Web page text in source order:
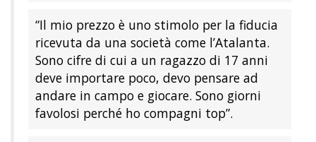
“Il mio prezzo è uno stimolo per la fiducia
ricevuta da una società come l’Atalanta.
Sono cifre di cui a un ragazzo di 17 anni
deve importare poco, devo pensare ad
andare in campo e giocare. Sono giorni
favolosi perché ho compagni top”.